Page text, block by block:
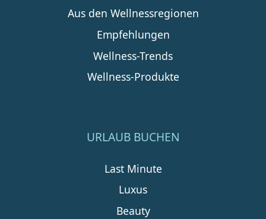
Aus den Wellnessregionen
Empfehlungen
Wellness-Trends
Wellness-Produkte
URLAUB BUCHEN
Last Minute
Luxus
Beauty